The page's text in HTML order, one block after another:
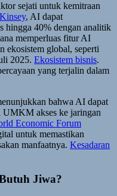
sejati untuk kemitraan
, AI dapat
hingga 40% dengan analitik
memperluas fitur AI
ekosistem global, seperti
2025. Ekosistem bisnis.
yang terjalin dalam
bahwa AI dapat
UMKM akses ke jaringan
Economic Forum
untuk memastikan
manfaatnya. Kesadaran
Jiwa?